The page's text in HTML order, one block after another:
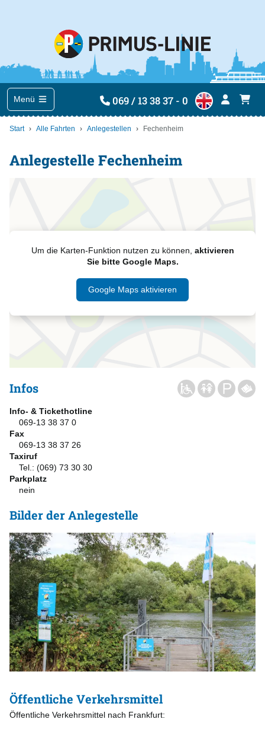
Menü 069 / 13 38 37 - 0
Start Alle Fahrten Anlegestellen Fechenheim
Anlegestelle Fechenheim
Um die Karten-Funktion nutzen zu können, aktivieren
Sie bitte Google Maps.
Google Maps aktivieren
Infos
Info- & Tickethotline
069-13 38 37 0
Fax
069-13 38 37 26
Taxiruf
Tel.: (069) 73 30 30
Parkplatz
nein
Bilder der Anlegestelle
Öffentliche Verkehrsmittel
Öffentliche Verkehrsmittel nach Frankfurt: